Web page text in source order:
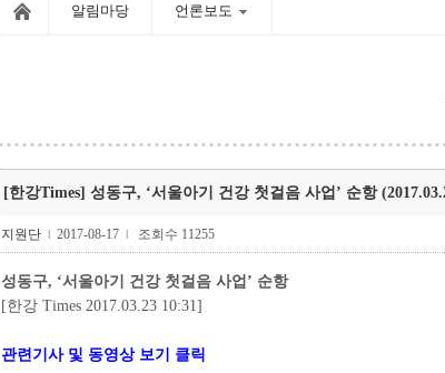
알림마당 언론보도
[한강Times] 성동구, ‘서울아기 건강 첫걸음 사업’ 순항
지원단 l 2017-08-17 l 조회수 11255
성동구, ‘서울아기 건강 첫걸음 사업’ 순항
[한강 Times 2017.03.23 10:31]
관련기사 및 동영상 보기 클릭